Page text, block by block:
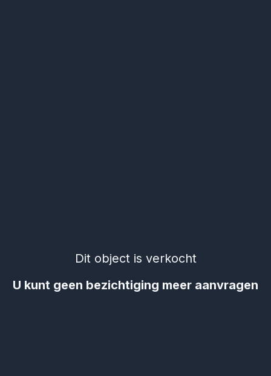
Dit object is verkocht
U kunt geen bezichtiging meer aanvragen